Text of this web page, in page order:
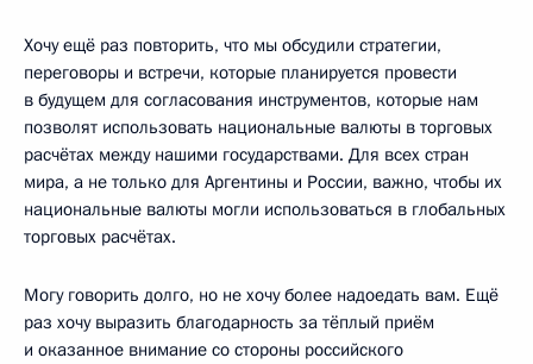
Хочу ещё раз повторить, что мы обсудили стратегии,
переговоры и встречи, которые планируется провести
в будущем для согласования инструментов, которые нам
позволят использовать национальные валюты в торговых
расчётах между нашими государствами. Для всех стран
мира, а не только для Аргентины и России, важно, чтобы их
национальные валюты могли использоваться в глобальных
торговых расчётах.
Могу говорить долго, но не хочу более надоедать вам. Ещё
раз хочу выразить благодарность за тёплый приём
и оказанное внимание со стороны российского